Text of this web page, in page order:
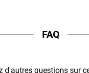
FAQ
d'autres questions sur